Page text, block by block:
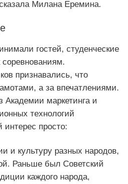
Милана Еремина.
гостей, студенческие
соревнованиям.
признавались, что
а за впечатлениями.
Академии маркетинга и
технологий
просто:
и культуру разных народов,
Раньше был Советский
каждого народа,